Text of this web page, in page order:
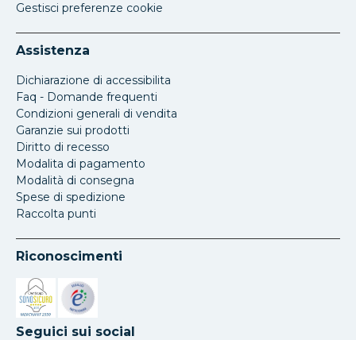
Gestisci preferenze cookie
Assistenza
Dichiarazione di accessibilita
Faq - Domande frequenti
Condizioni generali di vendita
Garanzie sui prodotti
Diritto di recesso
Modalita di pagamento
Modalità di consegna
Spese di spedizione
Raccolta punti
Riconoscimenti
Si apre in una nuova scheda
Si apre in una nuova scheda
Seguici sui social